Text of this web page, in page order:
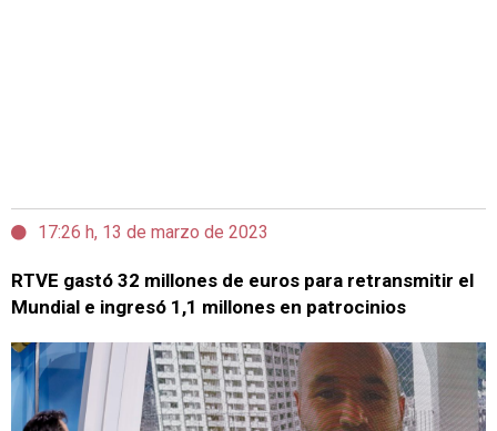
17:26 h, 13 de marzo de 2023
RTVE gastó 32 millones de euros para retransmitir el
Mundial e ingresó 1,1 millones en patrocinios